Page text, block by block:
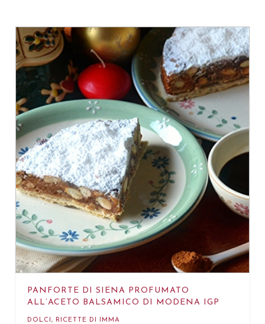
PANFORTE DI SIENA PROFUMATO
ALL’ACETO BALSAMICO DI MODENA IGP
DOLCI , RICETTE DI IMMA